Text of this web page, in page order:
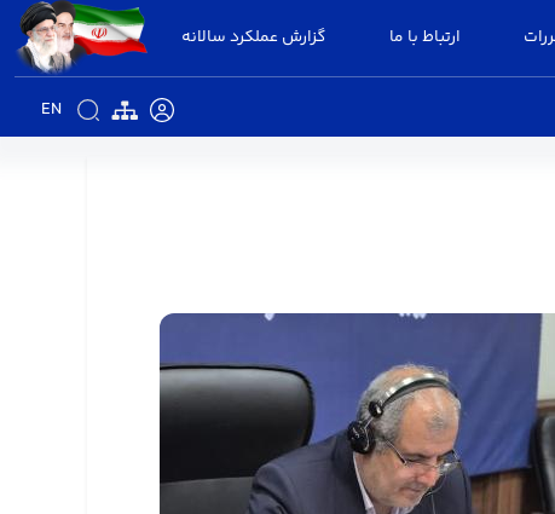
ارتباط با ما گزارش عملکرد سالانه
EN